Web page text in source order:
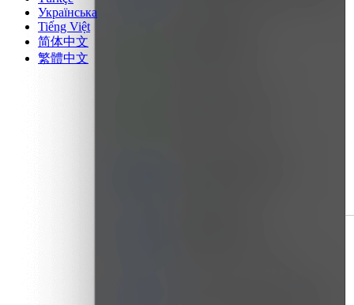
Українська
Tiếng Việt
简体中文
繁體中文